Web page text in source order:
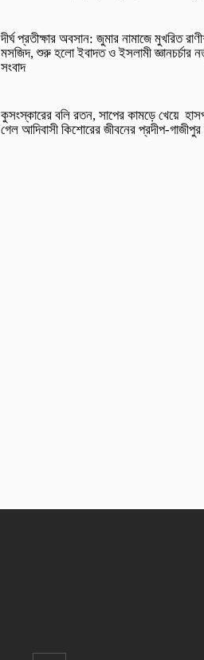
দীর্ঘ প্রতীক্ষার অবসান: জুমার নামাজে মুখরিত
মসজিদ, শুরু হলো ইবাদত ও ইসলামী জ্ঞানচর্চার
সংবাদ
কুসংস্কারের বলি রতন, সাপের কামড়ে খেয়ে
গেল আদিবাসী কিশোরের জীবনের প্রদীপ-গাজীপুর